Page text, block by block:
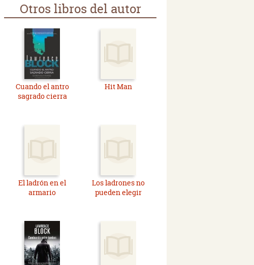
Otros libros del autor
Cuando el antro
sagrado cierra
Hit Man
El ladrón en el
armario
Los ladrones no
pueden elegir